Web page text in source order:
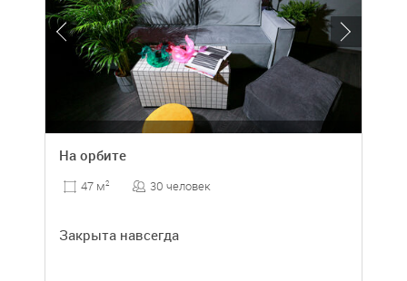
На орбите
47 м2 30 человек
Закрыта навсегда